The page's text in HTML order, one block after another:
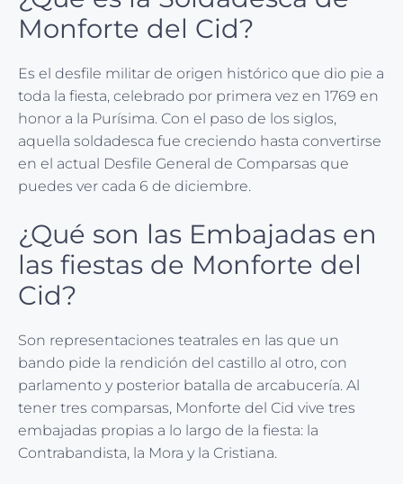
Monforte del Cid?
Es el desfile militar de origen histórico que dio pie a
toda la fiesta, celebrado por primera vez en 1769 en
honor a la Purísima. Con el paso de los siglos,
aquella soldadesca fue creciendo hasta convertirse
en el actual Desfile General de Comparsas que
puedes ver cada 6 de diciembre.
¿Qué son las Embajadas en
las fiestas de Monforte del
Cid?
Son representaciones teatrales en las que un
bando pide la rendición del castillo al otro, con
parlamento y posterior batalla de arcabucería. Al
tener tres comparsas, Monforte del Cid vive tres
embajadas propias a lo largo de la fiesta: la
Contrabandista, la Mora y la Cristiana.